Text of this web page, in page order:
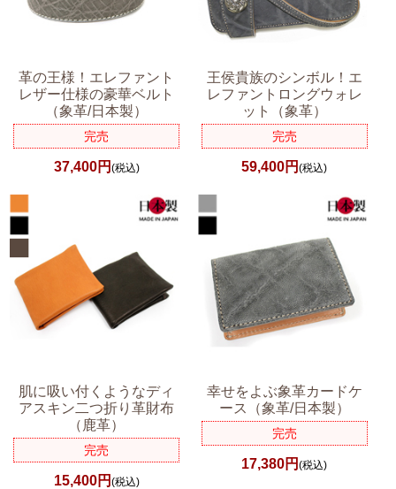
革の王様！エレファント
レザー仕様の豪華ベルト
（象革/日本製）
完売
37,400円 (税込)
王侯貴族のシンボル！エ
レファントロングウォレ
ット（象革）
完売
59,400円(税込)
肌に吸い付くようなディ
アスキン二つ折り革財布
（鹿革）
完売
15,400円 (税込)
幸せをよぶ象革カードケ
ース（象革/日本製）
完売
17,380円(税込)